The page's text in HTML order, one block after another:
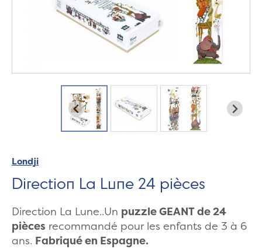
Londji
Direction La Lune 24 pièces
Direction La Lune..Un puzzle GEANT de 24
pièces recommandé pour les enfants de 3 à 6
ans. Fabriqué en Espagne.